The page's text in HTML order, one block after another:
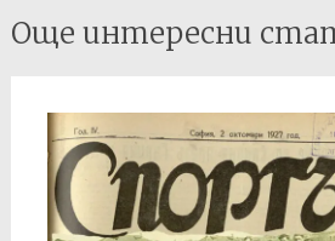
Post
navigation
Още интересни